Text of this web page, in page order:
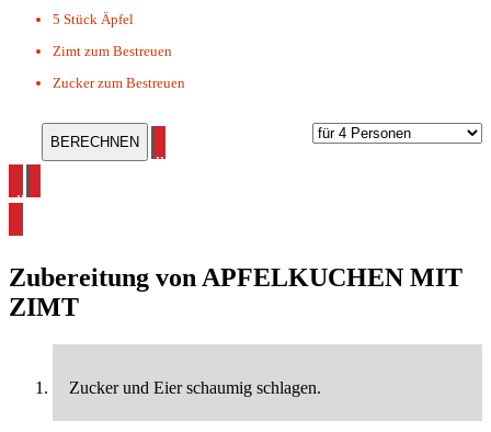
5 Stück Äpfel
Zimt zum Bestreuen
Zucker zum Bestreuen
alle Kuchen Rezepte ansehen
alle Apfel Rezepte ansehen
Zubereitung vonAPFELKUCHEN MIT
ZIMT
Zucker und Eier schaumig schlagen.